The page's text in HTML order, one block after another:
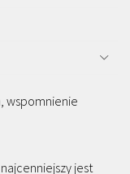
wspomnienie
jest